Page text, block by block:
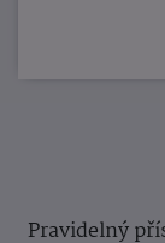
Pravidelný